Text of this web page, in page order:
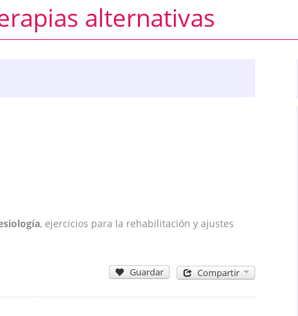
alternativas
, ejercicios para la rehabilitación y ajustes
Guardar Compartir